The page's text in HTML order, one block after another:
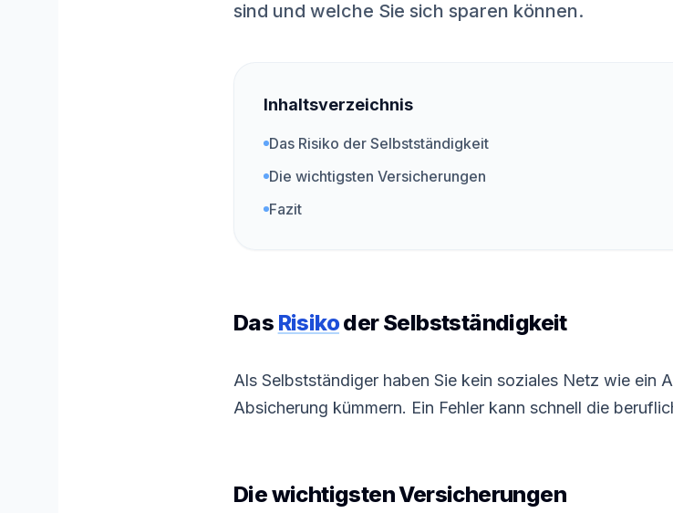
sind und welche Sie sich sparen können.
Inhaltsverzeichnis
Das Risiko der Selbstständigkeit
Die wichtigsten Versicherungen
Fazit
Das Risikoder Selbstständigkeit
Als Selbstständiger haben Sie kein soziales Netz wie ein
Absicherung kümmern. Ein Fehler kann schnell die
Die wichtigsten Versicherungen